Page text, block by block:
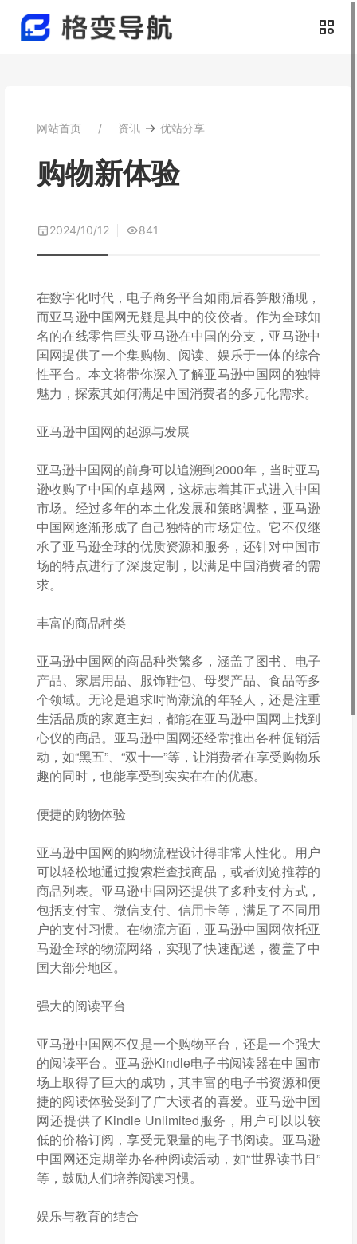
网站首页 资讯 → 优站分享
购物新体验
2024/10/12 841
在数字化时代，电子商务平台如雨后春笋般涌现，
而亚马逊中国网无疑是其中的佼佼者。作为全球知
名的在线零售巨头亚马逊在中国的分支，亚马逊中
国网提供了一个集购物、阅读、娱乐于一体的综合
性平台。本文将带你深入了解亚马逊中国网的独特
魅力，探索其如何满足中国消费者的多元化需求。
亚马逊中国网的起源与发展
亚马逊中国网的前身可以追溯到2000年，当时亚马
逊收购了中国的卓越网，这标志着其正式进入中国
市场。经过多年的本土化发展和策略调整，亚马逊
中国网逐渐形成了自己独特的市场定位。它不仅继
承了亚马逊全球的优质资源和服务，还针对中国市
场的特点进行了深度定制，以满足中国消费者的需
求。
丰富的商品种类
亚马逊中国网的商品种类繁多，涵盖了图书、电子
产品、家居用品、服饰鞋包、母婴产品、食品等多
个领域。无论是追求时尚潮流的年轻人，还是注重
生活品质的家庭主妇，都能在亚马逊中国网上找到
心仪的商品。亚马逊中国网还经常推出各种促销活
动，如“黑五”、“双十一”等，让消费者在享受购物乐
趣的同时，也能享受到实实在在的优惠。
便捷的购物体验
亚马逊中国网的购物流程设计得非常人性化。用户
可以轻松地通过搜索栏查找商品，或者浏览推荐的
商品列表。亚马逊中国网还提供了多种支付方式，
包括支付宝、微信支付、信用卡等，满足了不同用
户的支付习惯。在物流方面，亚马逊中国网依托亚
马逊全球的物流网络，实现了快速配送，覆盖了中
国大部分地区。
强大的阅读平台
亚马逊中国网不仅是一个购物平台，还是一个强大
的阅读平台。亚马逊Kindle电子书阅读器在中国市
场上取得了巨大的成功，其丰富的电子书资源和便
捷的阅读体验受到了广大读者的喜爱。亚马逊中国
网还提供了Kindle Unlimited服务，用户可以以较
低的价格订阅，享受无限量的电子书阅读。亚马逊
中国网还定期举办各种阅读活动，如“世界读书日”
等，鼓励人们培养阅读习惯。
娱乐与教育的结合